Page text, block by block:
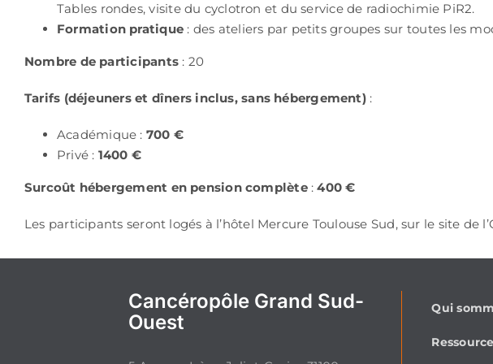
Tables rondes, visite du cyclotron et du service de radiochimie PiR2.
Formation pratique : des ateliers par petits groupes sur toutes les
Nombre de participants: 20
Tarifs (déjeuners et dîners inclus, sans hébergement):
Académique : 700 €
Privé : 1400 €
Surcoût hébergement en pension complète:400 €
Les participants seront logés à l’hôtel Mercure Toulouse Sud, sur le site de
Cancéropôle Grand Sud-
Ouest
Qui